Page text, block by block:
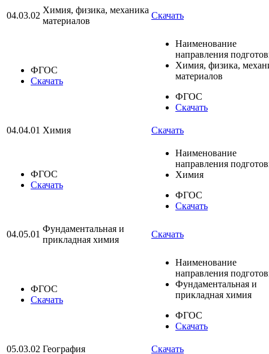
04.03.02
Химия, физика, механика
материалов
Скачать
ФГОС
Скачать
Наименование
направления
Химия, физика,
материалов
ФГОС
Скачать
04.04.01 Химия Скачать
ФГОС
Скачать
Наименование
направления
Химия
ФГОС
Скачать
04.05.01
Фундаментальная и
прикладная химия
Скачать
ФГОС
Скачать
Наименование
направления
Фундаментальная и
прикладная химия
ФГОС
Скачать
05.03.02 География Скачать